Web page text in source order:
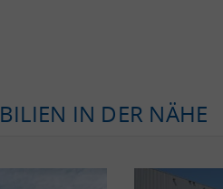
IN DER NÄHE